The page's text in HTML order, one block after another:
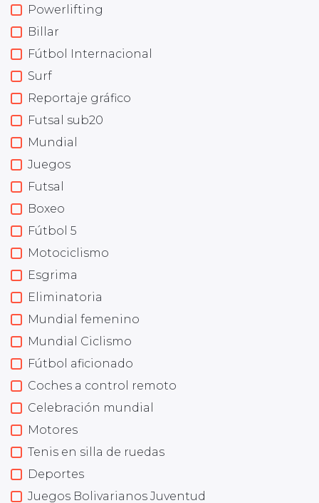
Powerlifting
Billar
Fútbol Internacional
Surf
Reportaje gráfico
Futsal sub20
Mundial
Juegos
Futsal
Boxeo
Fútbol 5
Motociclismo
Esgrima
Eliminatoria
Mundial femenino
Mundial Ciclismo
Fútbol aficionado
Coches a control remoto
Celebración mundial
Motores
Tenis en silla de ruedas
Deportes
Juegos Bolivarianos Juventud